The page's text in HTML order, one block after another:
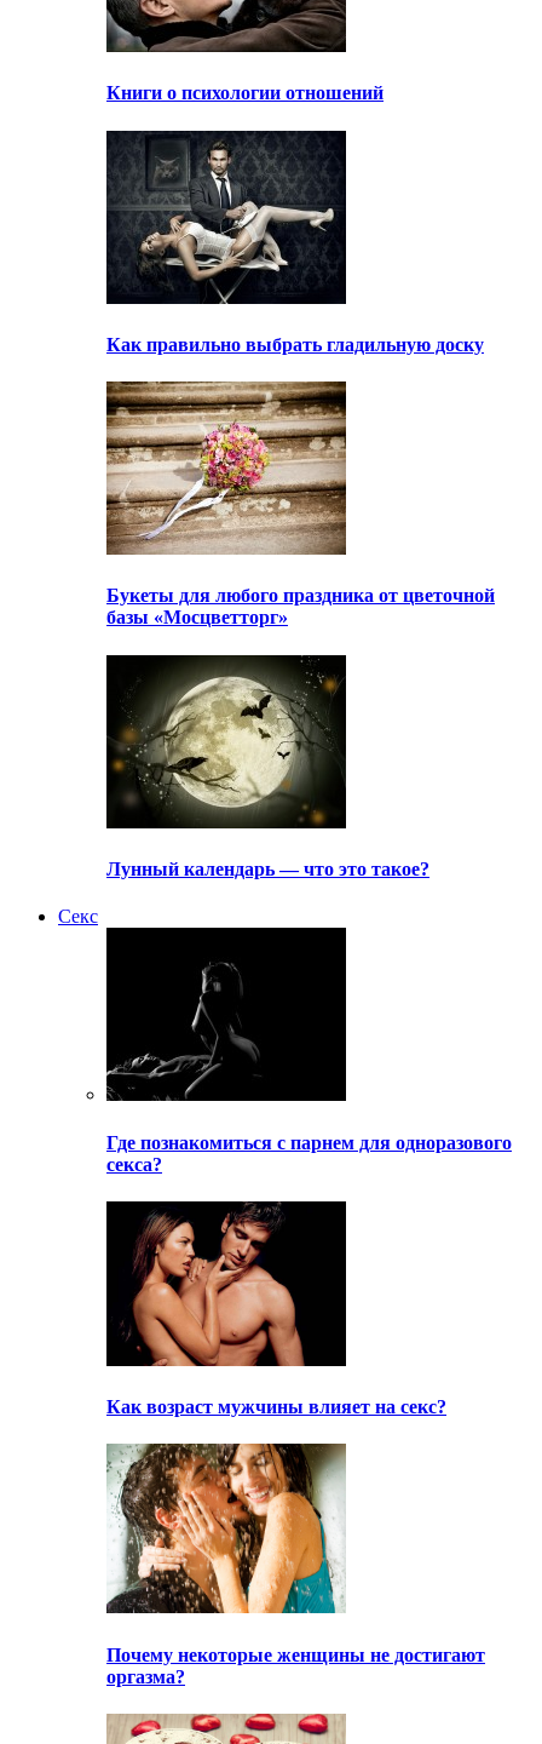
Книги о психологии отношений
Как правильно выбрать гладильную доску
Букеты для любого праздника от цветочной
базы «Мосцветторг»
Лунный календарь — что это такое?
Секс
Где познакомиться с парнем для одноразового
секса?
Как возраст мужчины влияет на секс?
Почему некоторые женщины не достигают
оргазма?